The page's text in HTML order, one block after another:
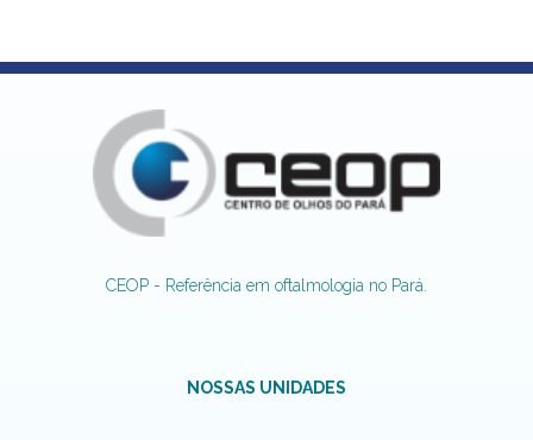
CEOP - Referência em oftalmologia no Pará.
NOSSAS UNIDADES